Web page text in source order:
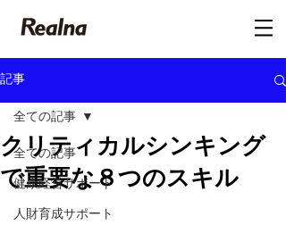
記事
全ての記事
健康経営サポート
人財育成サポート
全ての記事
クリティカルシンキング
で重要な８つのスキル